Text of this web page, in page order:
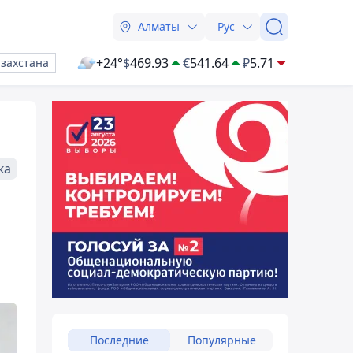
Алматы Рус
+24°$469.93 €541.64 ₽5.71
Последние Популярные